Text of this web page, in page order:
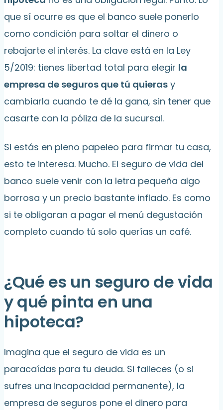
que sí ocurre es que el banco suele ponerlo
como condición para soltar el dinero o
rebajarte el interés. La clave está en la Ley
5/2019: tienes libertad total para elegir la
empresa de seguros que tú quieras y
cambiarla cuando te dé la gana, sin tener que
casarte con la póliza de la sucursal.
Si estás en pleno papeleo para firmar tu casa,
esto te interesa. Mucho. El seguro de vida del
banco suele venir con la letra pequeña algo
borrosa y un precio bastante inflado. Es como
si te obligaran a pagar el menú degustación
completo cuando tú solo querías un café.
¿Qué es un seguro de vida
y qué pinta en una
hipoteca?
Imagina que el seguro de vida es un
paracaídas para tu deuda. Si falleces (o si
sufres una incapacidad permanente), la
empresa de seguros pone el dinero para